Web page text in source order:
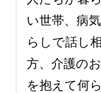
い世帯、病
らしで話し
方、介護の
を抱えて何